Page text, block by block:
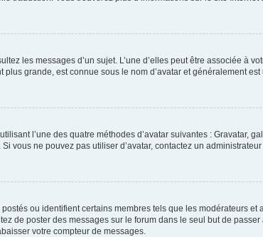
les messages d’un sujet. L’une d’elles peut être associée à
grande, est connue sous le nom d’avatar et généralement
l’une des quatre méthodes d’avatar suivantes : Gravatar,
vous ne pouvez pas utiliser d’avatar, contactez un administrateur
ou identifient certains membres tels que les modérateurs
de poster des messages sur le forum dans le seul but de
votre compteur de messages.